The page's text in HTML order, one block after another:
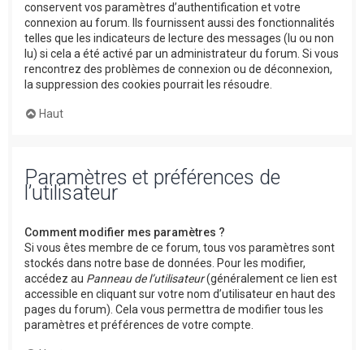
conservent vos paramètres d’authentification et votre
connexion au forum. Ils fournissent aussi des fonctionnalités
telles que les indicateurs de lecture des messages (lu ou non
lu) si cela a été activé par un administrateur du forum. Si vous
rencontrez des problèmes de connexion ou de déconnexion,
la suppression des cookies pourrait les résoudre.
Haut
Paramètres et préférences de
l’utilisateur
Comment modifier mes paramètres ?
Si vous êtes membre de ce forum, tous vos paramètres sont
stockés dans notre base de données. Pour les modifier,
accédez au Panneau de l’utilisateur(généralement ce lien est
accessible en cliquant sur votre nom d’utilisateur en haut des
pages du forum). Cela vous permettra de modifier tous les
paramètres et préférences de votre compte.